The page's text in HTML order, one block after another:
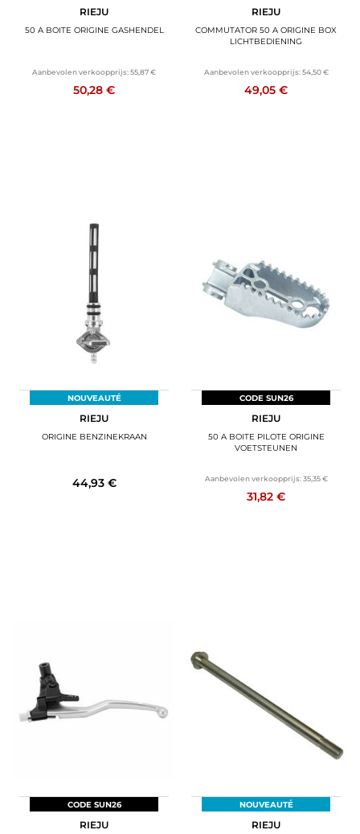
RIEJU
50 A BOITE ORIGINE GASHENDEL
Aanbevolen verkoopprijs:55,87 €
50,28 €
RIEJU
COMMUTATOR 50 A ORIGINE BOX
LICHTBEDIENING
Aanbevolen verkoopprijs: 54,50 €
49,05 €
NOUVEAUTÉ
RIEJU
ORIGINE BENZINEKRAAN
44,93 €
CODE SUN26
RIEJU
50 A BOITE PILOTE ORIGINE
VOETSTEUNEN
Aanbevolen verkoopprijs: 35,35 €
31,82 €
CODE SUN26
RIEJU
NOUVEAUTÉ
RIEJU